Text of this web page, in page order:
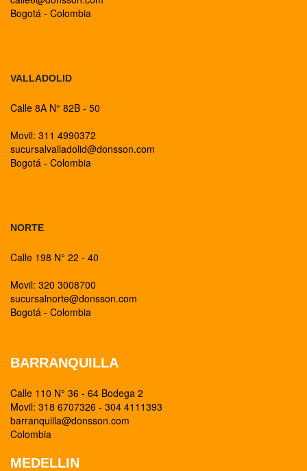
Bogotá - Colombia
VALLADOLID
Calle 8A N° 82B - 50
Movil: 311 4990372
sucursalvalladolid@donsson.com
Bogotá - Colombia
NORTE
Calle 198 N° 22 - 40
Movil: 320 3008700
sucursalnorte@donsson.com
Bogotá - Colombia
BARRANQUILLA
Calle 110 N° 36 - 64 Bodega 2
Movil: 318 6707326 - 304 4111393
barranquilla@donsson.com
Colombia
MEDELLIN